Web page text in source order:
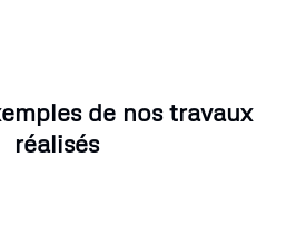
de nos travaux
réalisés